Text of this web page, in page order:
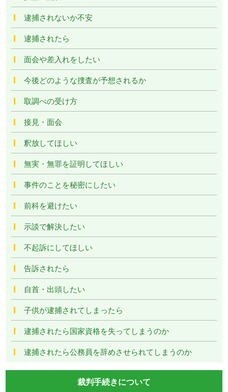
逮捕されないか不安
逮捕されたら
面会や差入れをしたい
今後どのような捜査が予想されるか
取調べの受け方
接見・面会
釈放してほしい
無実・無罪を証明してほしい
事件のことを秘密にしたい
前科を避けたい
示談で解決したい
不起訴にしてほしい
告訴されたら
自首・出頭したい
子供が逮捕されてしまったら
逮捕されたら国家資格を失ってしまうのか
逮捕されたら公務員を辞めさせられてしまうのか
裁判手続きについて